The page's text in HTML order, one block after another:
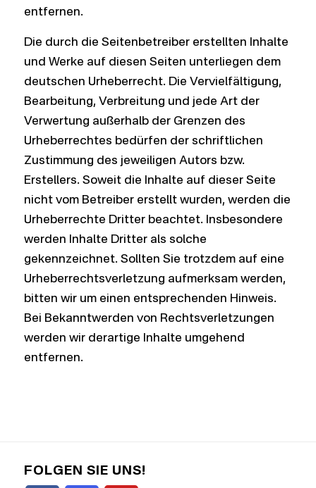
entfernen.
Die durch die Seitenbetreiber erstellten Inhalte
und Werke auf diesen Seiten unterliegen dem
deutschen Urheberrecht. Die Vervielfältigung,
Bearbeitung, Verbreitung und jede Art der
Verwertung außerhalb der Grenzen des
Urheberrechtes bedürfen der schriftlichen
Zustimmung des jeweiligen Autors bzw.
Erstellers. Soweit die Inhalte auf dieser Seite
nicht vom Betreiber erstellt wurden, werden die
Urheberrechte Dritter beachtet. Insbesondere
werden Inhalte Dritter als solche
gekennzeichnet. Sollten Sie trotzdem auf eine
Urheberrechtsverletzung aufmerksam werden,
bitten wir um einen entsprechenden Hinweis.
Bei Bekanntwerden von Rechtsverletzungen
werden wir derartige Inhalte umgehend
entfernen.
FOLGEN SIE UNS!